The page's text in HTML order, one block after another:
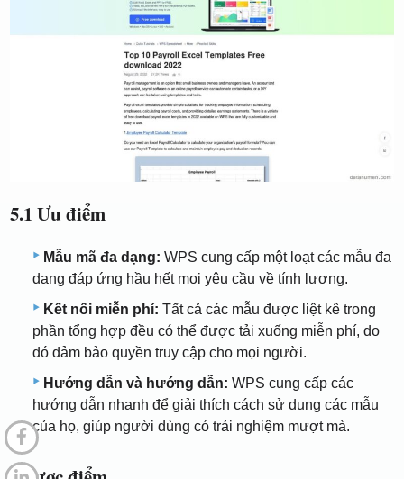
5.1 Ưu điểm
Mẫu mã đa dạng: WPS cung cấp một loạt các mẫu đa
dạng đáp ứng hầu hết mọi yêu cầu về tính lương.
Kết nối miễn phí: Tất cả các mẫu được liệt kê trong
phần tổng hợp đều có thể được tải xuống miễn phí, do
đó đảm bảo quyền truy cập cho mọi người.
Hướng dẫn và hướng dẫn: WPS cung cấp các
hướng dẫn nhanh để giải thích cách sử dụng các mẫu
của họ, giúp người dùng có trải nghiệm mượt mà.